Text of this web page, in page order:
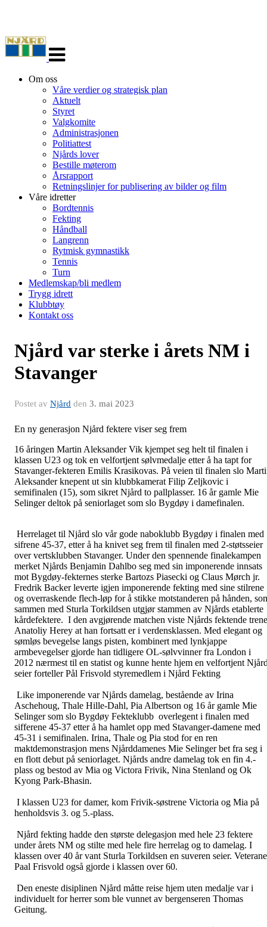
navigasjon
Om oss
Våre verdier og strategisk plan
Aktuelt
Styret
Valgkomite
Administrasjonen
Politiattest
Njårds lover
Bestille møterom
Årsrapport
Retningslinjer for publisering av bilder og film
Våre idretter
Bordtennis
Fekting
Håndball
Langrenn
Rytmisk gymnastikk
Tennis
Turn
Medlemskap/bli medlem
Trygg idrett
Klubbtøy
Kontakt oss
Njård var sterke i årets NM i
Stavanger
Postet av Njård den 3. mai 2023
En ny generasjon Njård fektere viser seg frem
16 åringen Martin Aleksander Vik kjempet seg helt til finalen i
klassen U23 og tok en velfortjent sølvmedalje etter å ha tapt for
Stavanger-fekteren Emilis Krasikovas. På veien til finalen slo
Aleksander knepent ut sin klubbkamerat Filip Zeljkovic i
semifinalen (15), som sikret Njård to pallplasser. 16 år gamle Mie
Selinger deltok på seniorlaget som slo Bygdøy i damefinalen.
Herrelaget til Njård slo vår gode naboklubb Bygdøy i finalen med
sifrene 45-37, etter å ha knivet seg frem til finalen med 2-støtsseier
over vertsklubben Stavanger. Under den spennende finalekampen
merket Njårds Benjamin Dahlbo seg med sin imponerende innsats
mot Bygdøy-fekternes sterke Bartozs Piasecki og Claus Mørch jr.
Fredrik Backer leverte igjen imponerende fekting med sine stilrene
og overraskende flech-løp for å stikke motstanderen på hånden,
sammen med Sturla Torkildsen utgjør stammen av Njårds etablerte
kårdefektere. I den avgjørende matchen viste Njårds fektende
Anatoliy Herey at han fortsatt er i verdensklassen. Med elegant og
sømløs bevegelse langs pisten, kombinert med lynkjappe
armbevegelser gjorde han tidligere OL-sølvvinner fra London i
2012 nærmest til en statist og kunne hente hjem en velfortjent
seier forteller Pål Frisvold styremedlem i Njård Fekting
Like imponerende var Njårds damelag, bestående av Irina
Aschehoug, Thale Hille-Dahl, Pia Albertson og 16 år gamle Mie
Selinger som slo Bygdøy Fekteklubb overlegent i finalen med
sifferene 45-37 etter å ha hamlet opp med Stavanger-damene med
45-31 i semifinalen. Irina, Thale og Pia stod for en ren
maktdemonstrasjon mens Njårddamenes Mie Selinger bet fra seg i
en flott debut på seniorlaget. Njårds andre damelag tok en fin 4.-
plass og bestod av Mia og Victora Frivik, Nina Stenland og Ok
Kyong Park-Bhasin.
I klassen U23 for damer, kom Frivik-søstrene Victoria og Mia på
henholdsvis 3. og 5.-plass.
Njård fekting hadde den største delegasjon med hele 23 fektere
under årets NM og stilte med hele fire herrelag og to damelag. I
klassen over 40 år vant Sturla Torkildsen en suveren seier.
Paal Frisvold også gjorde i klassen over 60.
Den eneste disiplinen Njård måtte reise hjem uten medalje var i
individuelt for herrer som ble vunnet av bergenseren Thomas
Geitung.